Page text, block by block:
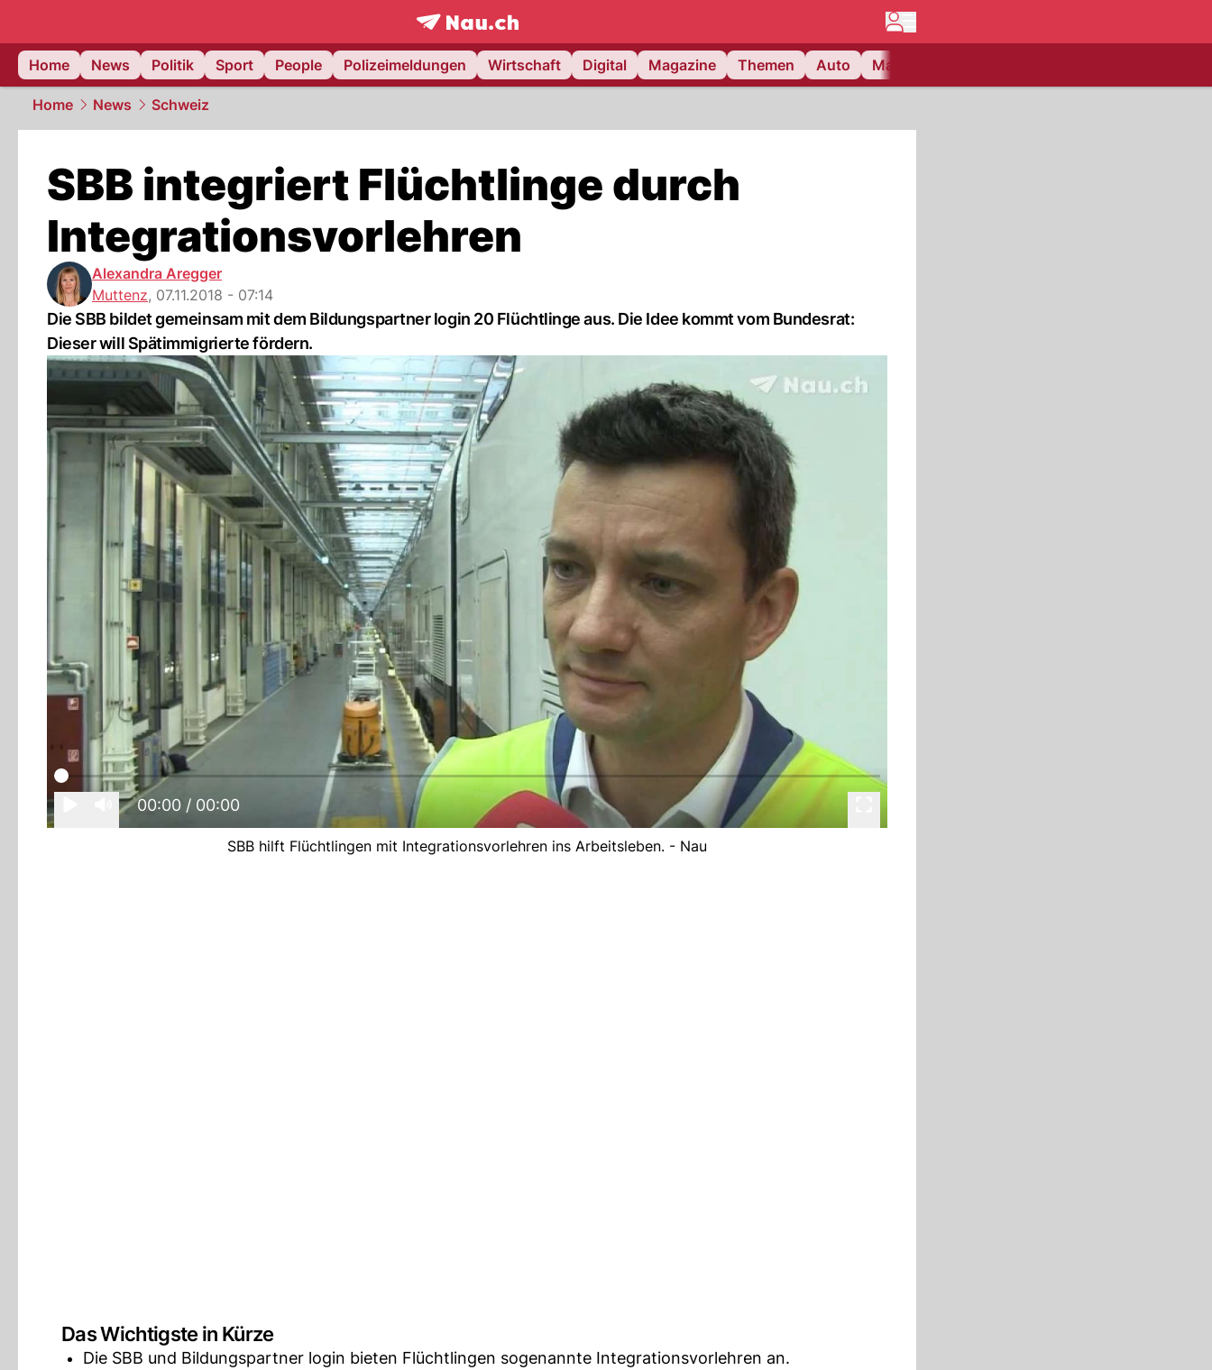
frontpage.NAU.ch
Home
News Politik Sport People Polizeimeldungen Wirtschaft Digital Magazine Themen Auto Matchcenter
Home News Schweiz
SBB integriert Flüchtlinge durch
Integrationsvorlehren
Alexandra Aregger
Muttenz, 07.11.2018 - 07:14
Die SBB bildet gemeinsam mit dem Bildungspartner login 20 Flüchtlinge aus. Die Idee kommt vom Bundesrat:
Dieser will Spätimmigrierte fördern.
00:00 / 00:00
SBB hilft Flüchtlingen mit Integrationsvorlehren ins Arbeitsleben. - Nau
Das Wichtigste in Kürze
Die SBB und Bildungspartner login bieten Flüchtlingen sogenannte Integrationsvorlehren an.